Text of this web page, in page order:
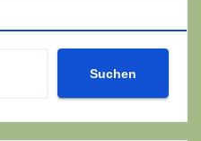
Suchen